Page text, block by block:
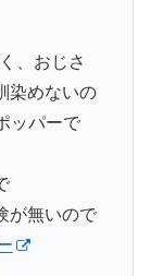
、おじさ
染めないの
ッパーで
が無いので